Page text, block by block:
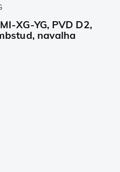
XG-YG, PVD D2,
navalha